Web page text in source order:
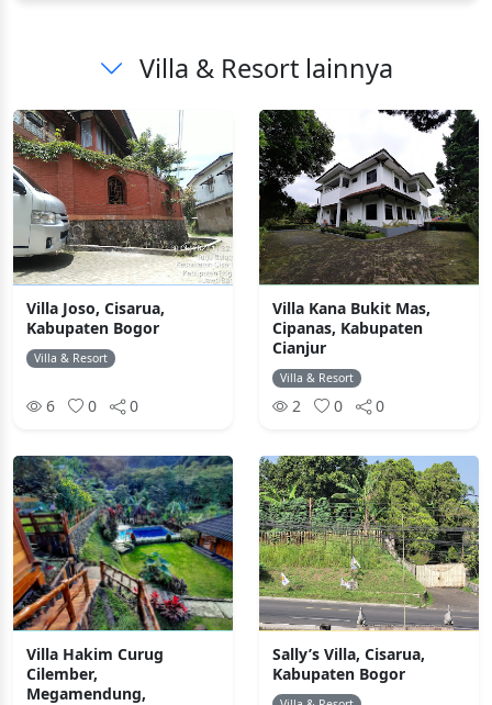
Villa & Resort lainnya
Villa Joso, Cisarua,
Kabupaten Bogor
Villa & Resort
6 0 0
Villa Kana Bukit Mas,
Cipanas, Kabupaten
Cianjur
Villa & Resort
2 0 0
Villa Hakim Curug
Cilember,
Megamendung,
Sally’s Villa, Cisarua,
Kabupaten Bogor